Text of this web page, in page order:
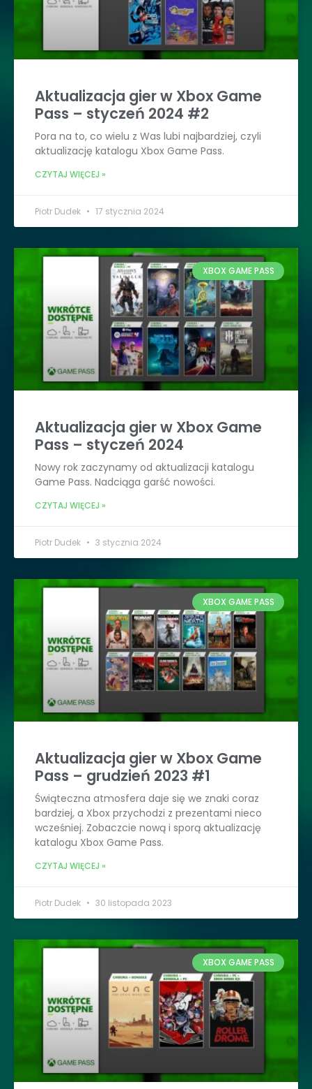
Aktualizacja gier w Xbox Game
Pass – styczeń 2024 #2
Pora na to, co wielu z Was lubi najbardziej, czyli
aktualizację katalogu Xbox Game Pass.
CZYTAJ WIĘCEJ »
Piotr Dudek 17 stycznia 2024
XBOX GAME PASS
Aktualizacja gier w Xbox Game
Pass – styczeń 2024
Nowy rok zaczynamy od aktualizacji katalogu
Game Pass. Nadciąga garść nowości.
CZYTAJ WIĘCEJ »
Piotr Dudek 3 stycznia 2024
XBOX GAME PASS
Aktualizacja gier w Xbox Game
Pass – grudzień 2023 #1
Świąteczna atmosfera daje się we znaki coraz
bardziej, a Xbox przychodzi z prezentami nieco
wcześniej. Zobaczcie nową i sporą aktualizację
katalogu Xbox Game Pass.
CZYTAJ WIĘCEJ »
Piotr Dudek 30 listopada 2023
XBOX GAME PASS